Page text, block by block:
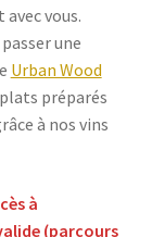
vous.
une
Urban Wood
préparés
à nos vins
à
(parcours